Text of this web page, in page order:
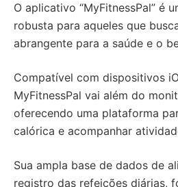
O aplicativo “MyFitnessPal” é
robusta para aqueles que
abrangente para a saúde e o
Compatível com dispositivos
MyFitnessPal vai além do
oferecendo uma plataforma
calórica e acompanhar
Sua ampla base de dados de
registro das refeições diárias,